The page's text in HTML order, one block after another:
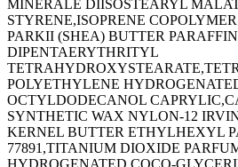
MINERALE DIISOSTEARYL
STYRENE,ISOPRENE
PARKII (SHEA) BUTTER PARAFFIN
DIPENTAERYTHRITYL
POLYETHYLENE
OCTYLDODECANOL
SYNTHETIC WAX NYLON-12
KERNEL BUTTER ETHYLHEXYL
77891,TITANIUM DIOXIDE